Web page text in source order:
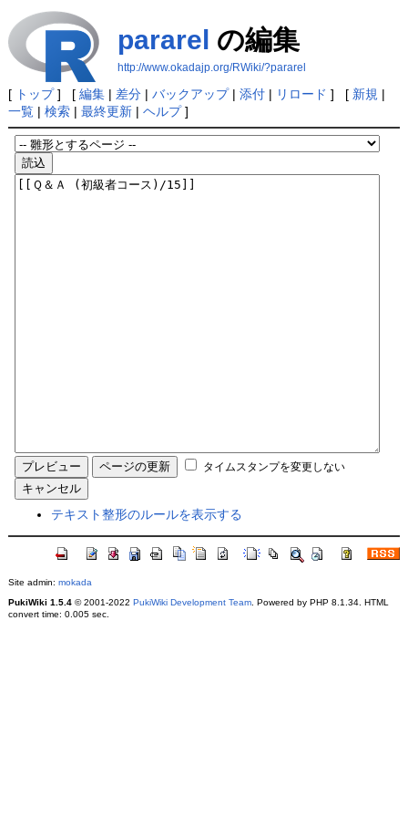
pararel の編集
http://www.okadajp.org/RWiki/?pararel
[ トップ] [ 編集| 差分| バックアップ| 添付| リロード ] [ 新規 |
一覧| 検索| 最終更新| ヘルプ]
タイムスタンプを変更しない
テキスト整形のルールを表示する
Site admin: mokada
PukiWiki 1.5.4© 2001-2022 PukiWiki Development Team. Powered by PHP 8.1.34. HTML
convert time: 0.005 sec.